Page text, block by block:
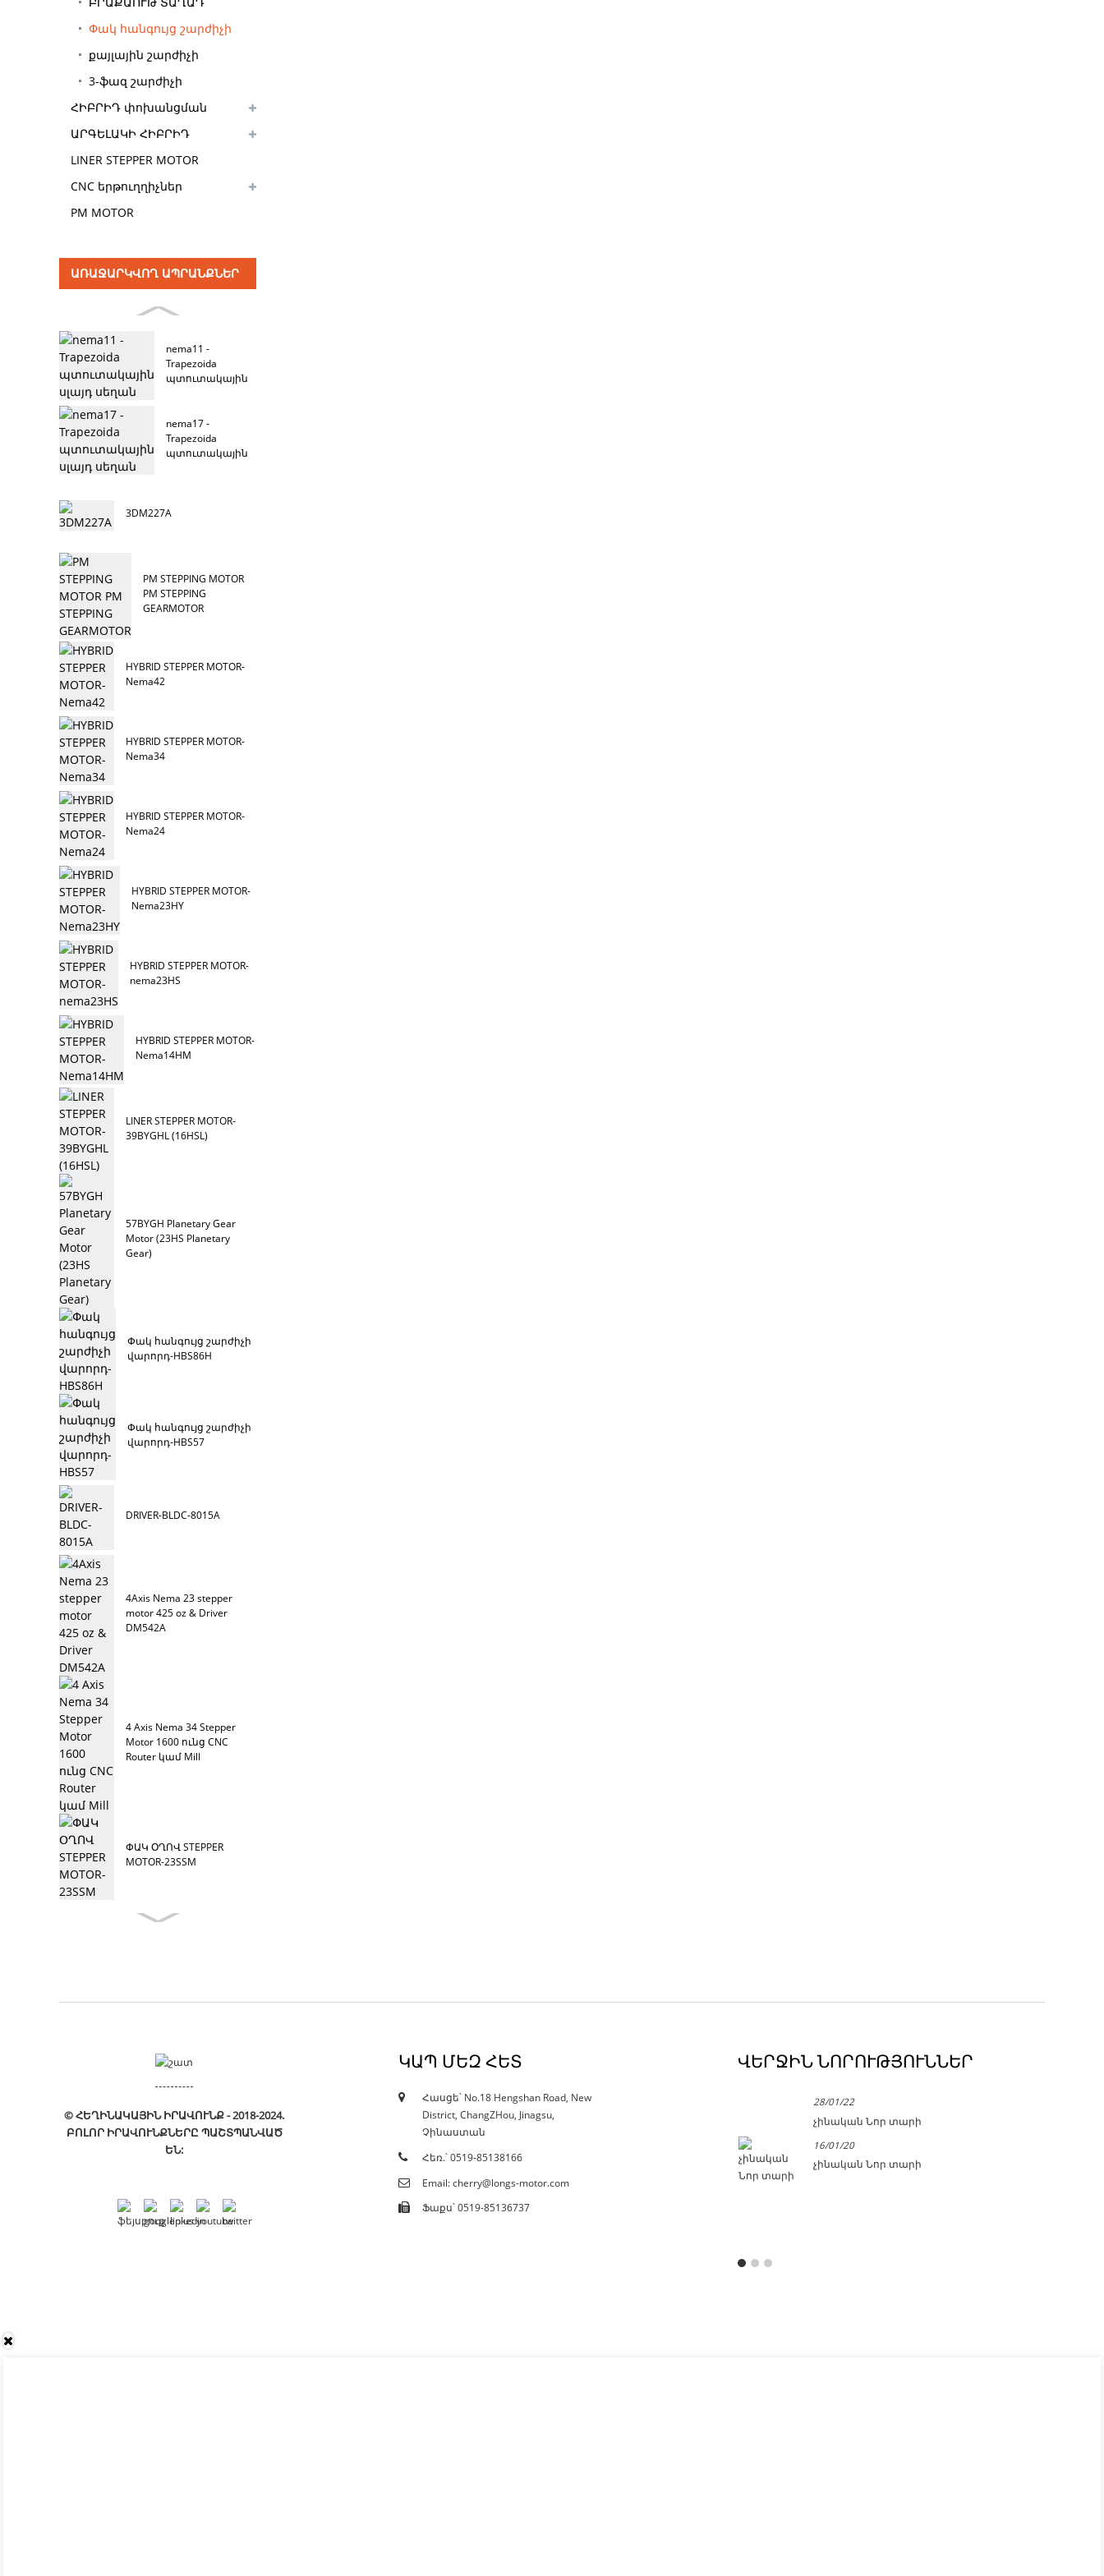
Փակ հանգույց շարժիչի
վարորդ
քայլային շարժիչի
վարորդ
3-ֆազ շարժիչի
վարորդ
ՀԻԲՐԻԴ փոխանցման
տուփի շարժիչ
ԱՐԳԵԼԱԿԻ ՀԻԲՐԻԴ
ՍՏԵՊԵՐ ՇԱՐԺԻՉ
LINER STEPPER MOTOR
CNC երթուղղիչներ
PM MOTOR
ԱՌԱՋԱՐԿՎՈՂ ԱՊՐԱՆՔՆԵՐ
nema11 -
Trapezoida
պտուտակային
nema17 -
Trapezoida
պտուտակային
3DM227A
PM STEPPING MOTOR
PM STEPPING
GEARMOTOR
HYBRID STEPPER MOTOR-
Nema42
HYBRID STEPPER MOTOR-
Nema34
HYBRID STEPPER MOTOR-
Nema24
HYBRID STEPPER MOTOR-
Nema23HY
HYBRID STEPPER MOTOR-
nema23HS
HYBRID STEPPER MOTOR-
Nema14HM
LINER STEPPER MOTOR-
39BYGHL (16HSL)
57BYGH Planetary Gear
Motor (23HS Planetary
Gear)
Փակ հանգույց շարժիչի
վարորդ-HBS86H
Փակ հանգույց շարժիչի
վարորդ-HBS57
DRIVER-BLDC-8015A
4Axis Nema 23 stepper
motor 425 oz & Driver
DM542A
4 Axis Nema 34 Stepper
Motor 1600 ունց CNC
Router կամ Mill
ՓԱԿ ՕՂՈՎ STEPPER
MOTOR-23SSM
© ՀԵՂԻՆԱԿԱՅԻՆ ԻՐԱՎՈՒՆՔ - 2018-2024.
ԲՈԼՈՐ ԻՐԱՎՈՒՆՔՆԵՐԸ ՊԱՇՏՊԱՆՎԱԾ
ԵՆ:
ԿԱՊ ՄԵԶ ՀԵՏ
Հասցե՝ No.18 Hengshan Road, New
District, ChangZHou, Jinagsu,
Չինաստան
Հեռ.՝ 0519-85138166
Email: cherry@longs-motor.com
Ֆաքս՝ 0519-85136737
ՎԵՐՋԻՆ ՆՈՐՈՒԹՅՈՒՆՆԵՐ
18/10/19
Վկայականներ
28/01/22
չինական Նոր տարի
16/01/20
չինական Նոր տարի